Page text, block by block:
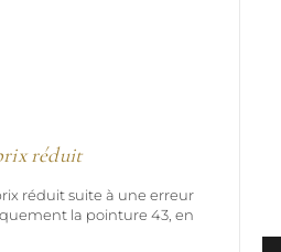
réduit
réduit suite à une erreur
la pointure 43, en